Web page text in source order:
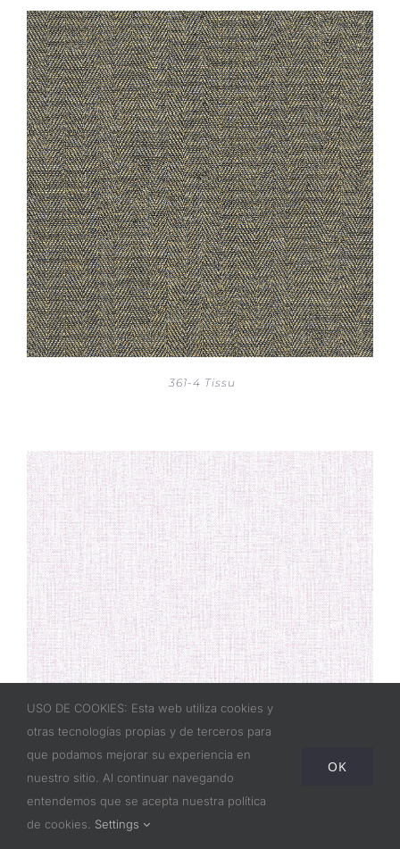
361-4 Tissu
USO DE COOKIES: Esta web utiliza cookies y
otras tecnologías propias y de terceros para
que podamos mejorar su experiencia en
nuestro sitio. Al continuar navegando
entendemos que se acepta nuestra política
de cookies. Settings
OK